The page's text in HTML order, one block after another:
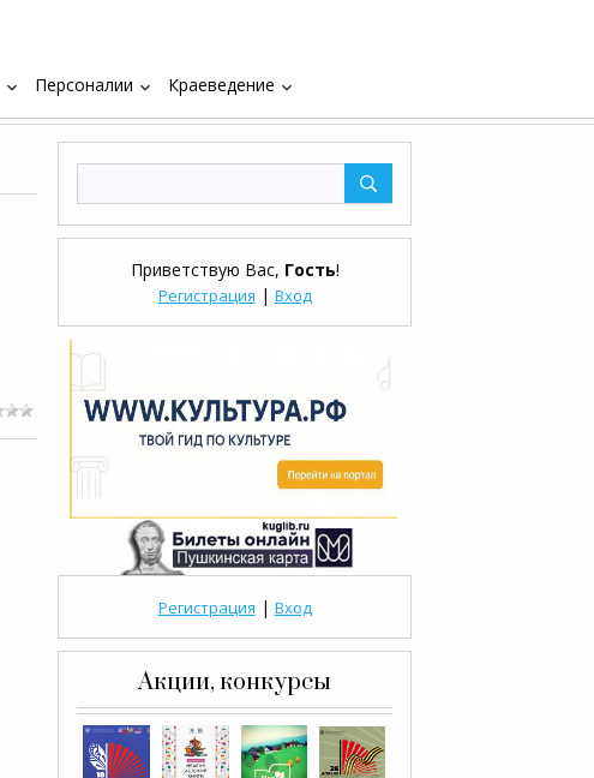
keyboard_arrow_down Персоналии keyboard_arrow_down Краеведение keyboard_arrow_down
Приветствую Вас, Гость!
Регистрация | Вход
Регистрация | Вход
Акции, конкурсы